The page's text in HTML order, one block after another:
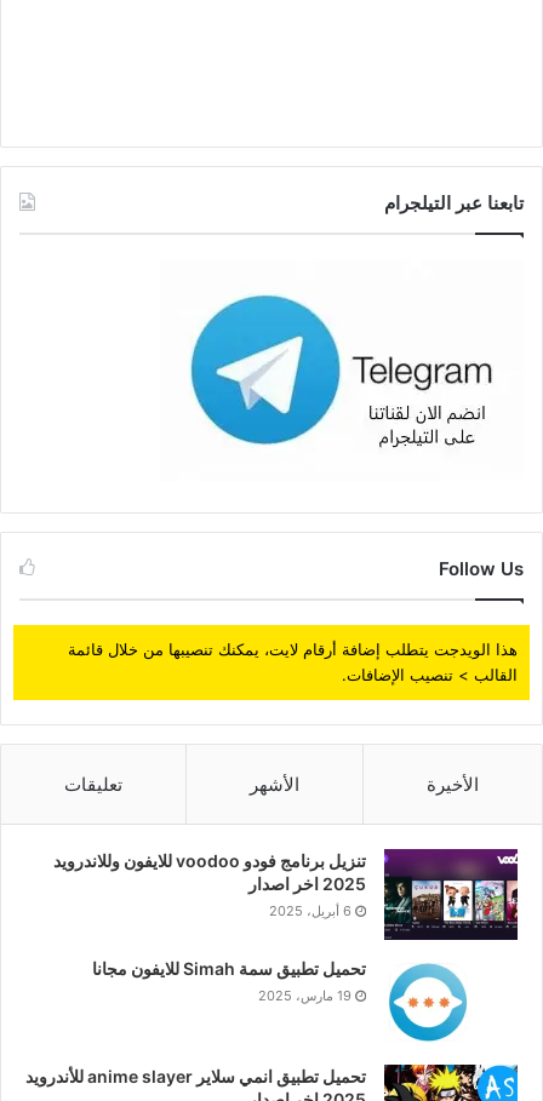
تابعنا عبر التيلجرام
Follow Us
هذا الويدجت يتطلب إضافة أرقام لايت، يمكنك تنصيبها من خلال قائمة
القالب > تنصيب الإضافات.
الأخيرة الأشهر تعليقات
تنزيل برنامج فودو voodoo للايفون وللاندرويد
2025 اخر اصدار
6 أبريل، 2025
تحميل تطبيق سمة Simah للايفون مجانا
19 مارس، 2025
تحميل تطبيق انمي سلاير anime slayer للأندرويد